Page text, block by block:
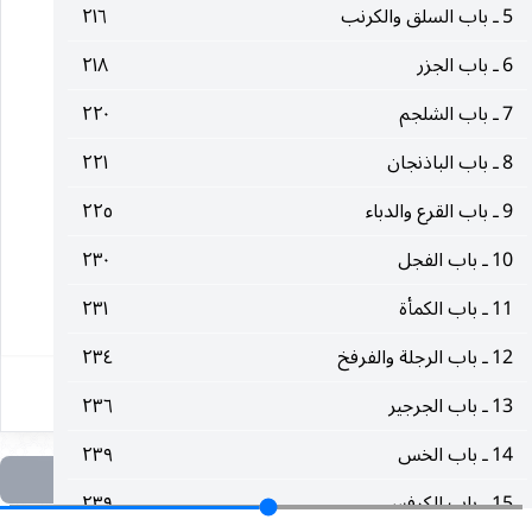
5 ـ باب السلق والكرنب
٢١٦
6 ـ باب الجزر
٢١٨
7 ـ باب الشلجم
٢٢٠
8 ـ باب الباذنجان
٢٢١
9 ـ باب القرع والدباء
٢٢٥
10 ـ باب الفجل
٢٣٠
11 ـ باب الكمأة
٢٣١
12 ـ باب الرجلة والفرفخ
٢٣٤
13 ـ باب الجرجير
٢٣٦
14 ـ باب الخس
٢٣٩
15 ـ باب الكرفس
٢٣٩
(٣) الخصال ٢٤٩.
(٤) المحاسن : ٢١٠.
(٥) مكارم الأخلاق ٢٠٤.
(٦) علل الشرائع ٢ : ٢٠٧.